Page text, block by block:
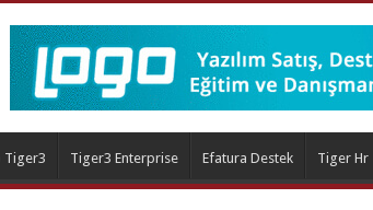
Tiger3 Tiger3 Enterprise Efatura Destek Tiger Hr